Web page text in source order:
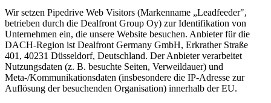
Wir setzen Pipedrive Web Visitors (Markenname „Leadfeeder",
betrieben durch die Dealfront Group Oy) zur Identifikation von
Unternehmen ein, die unsere Website besuchen. Anbieter für die
DACH-Region ist Dealfront Germany GmbH, Erkrather Straße
401, 40231 Düsseldorf, Deutschland. Der Anbieter verarbeitet
Nutzungsdaten (z. B. besuchte Seiten, Verweildauer) und
Meta-/Kommunikationsdaten (insbesondere die IP-Adresse zur
Auflösung der besuchenden Organisation) innerhalb der EU.